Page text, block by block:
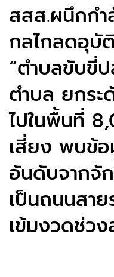
สสส.ผนึกก
กลไกลดอุบั
“ตำบลขับขี่
ตำบล ยกร
ไปในพื้นที่
เสี่ยง พบข้อ
อันดับจากจั
เป็นถนนสาย
เข้มงวดช่ว